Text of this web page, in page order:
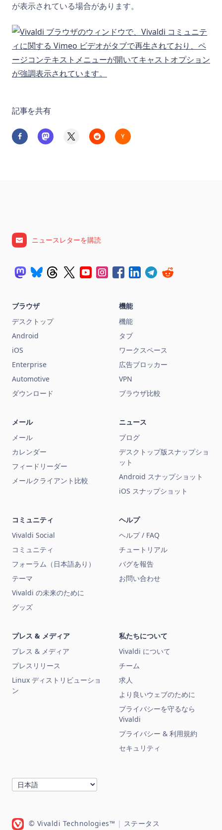
が表示されている場合があります。
記事を共有
ニュースレターを購読
ブラウザ
デスクトップ
Android
iOS
Enterprise
Automotive
ダウンロード
機能
機能
タブ
ワークスペース
広告ブロッカー
VPN
ブラウザ比較
メール
メール
カレンダー
フィードリーダー
メールクライアント比較
ニュース
ブログ
デスクトップ版スナップショ
ット
Android スナップショット
iOS スナップショット
コミュニティ
Vivaldi Social
コミュニティ
フォーラム（日本語あり）
テーマ
Vivaldi の未来のために
グッズ
ヘルプ
ヘルプ / FAQ
チュートリアル
バグを報告
お問い合わせ
プレス & メディア
プレス & メディア
プレスリリース
Linux ディストリビューショ
ン
私たちについて
Vivaldi について
チーム
求人
より良いウェブのために
プライバシーを守るなら
Vivaldi
プライバシー & 利用規約
セキュリティ
© Vivaldi Technologies™ | ステータス